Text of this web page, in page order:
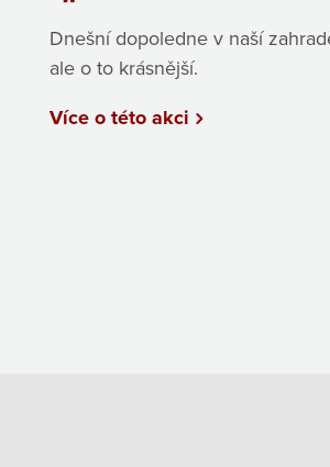
Dnešní dopoledne v naší
ale o to krásnější.
Více o této akci